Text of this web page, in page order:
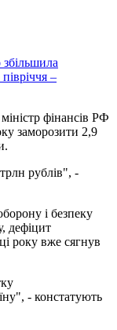
збільшила
–
фінансів РФ
заморозити 2,9
рублів", -
і безпеку
дефіцит
року вже сягнув
- констатують